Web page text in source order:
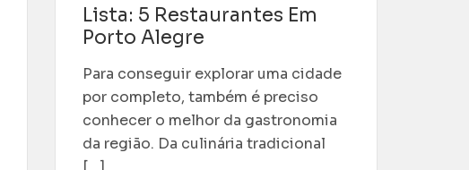
Lista: 5 Restaurantes Em
Porto Alegre
Para conseguir explorar uma cidade
por completo, também é preciso
conhecer o melhor da gastronomia
da região. Da culinária tradicional